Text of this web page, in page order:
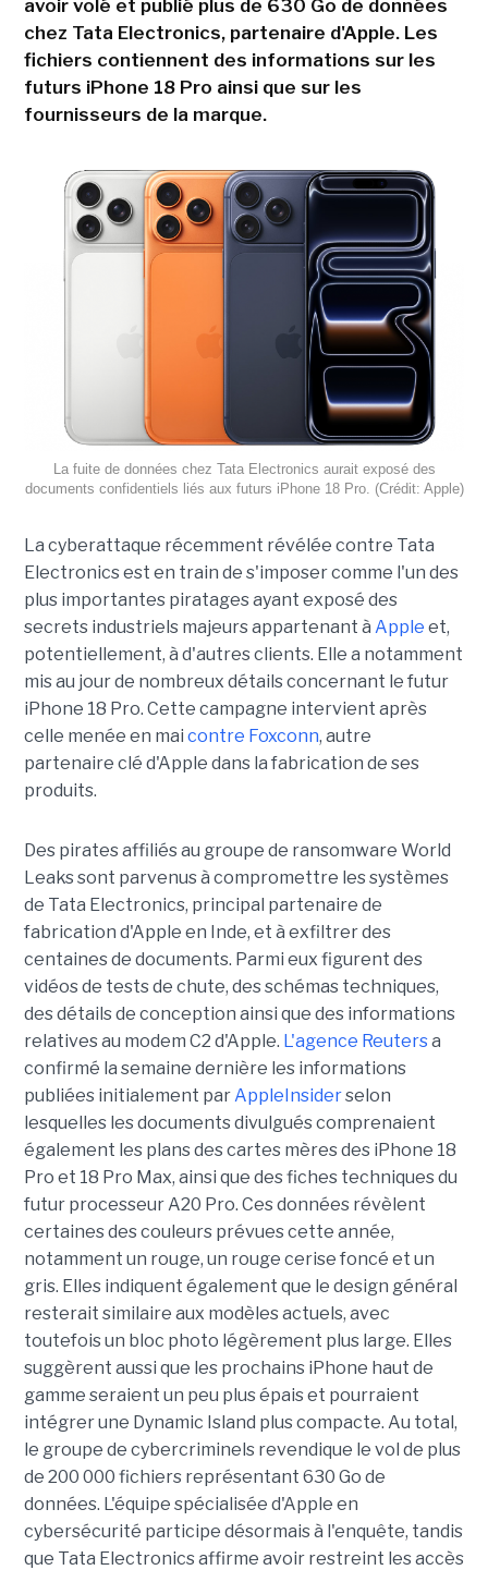
avoir volé et publié plus de 630 Go de données
chez Tata Electronics, partenaire d'Apple. Les
fichiers contiennent des informations sur les
futurs iPhone 18 Pro ainsi que sur les
fournisseurs de la marque.
La fuite de données chez Tata Electronics aurait exposé des
documents confidentiels liés aux futurs iPhone 18 Pro. (Crédit: Apple)
La cyberattaque récemment révélée contre Tata
Electronics est en train de s'imposer comme l'un des
plus importantes piratages ayant exposé des
secrets industriels majeurs appartenant à Apple et,
potentiellement, à d'autres clients. Elle a notamment
mis au jour de nombreux détails concernant le futur
iPhone 18 Pro. Cette campagne intervient après
celle menée en mai contre Foxconn, autre
partenaire clé d'Apple dans la fabrication de ses
produits.
Des pirates affiliés au groupe de ransomware World
Leaks sont parvenus à compromettre les systèmes
de Tata Electronics, principal partenaire de
fabrication d'Apple en Inde, et à exfiltrer des
centaines de documents. Parmi eux figurent des
vidéos de tests de chute, des schémas techniques,
des détails de conception ainsi que des informations
relatives au modem C2 d'Apple. L'agence Reutersa
confirmé la semaine dernière les informations
publiées initialement parAppleInsiderselon
lesquelles les documents divulgués comprenaient
également les plans des cartes mères des iPhone 18
Pro et 18 Pro Max, ainsi que des fiches techniques du
futur processeur A20 Pro. Ces données révèlent
certaines des couleurs prévues cette année,
notamment un rouge, un rouge cerise foncé et un
gris. Elles indiquent également que le design général
resterait similaire aux modèles actuels, avec
toutefois un bloc photo légèrement plus large. Elles
suggèrent aussi que les prochains iPhone haut de
gamme seraient un peu plus épais et pourraient
intégrer une Dynamic Island plus compacte. Au total,
le groupe de cybercriminels revendique le vol de plus
de 200 000 fichiers représentant 630 Go de
données. L'équipe spécialisée d'Apple en
cybersécurité participe désormais à l'enquête, tandis
que Tata Electronics affirme avoir restreint les accès